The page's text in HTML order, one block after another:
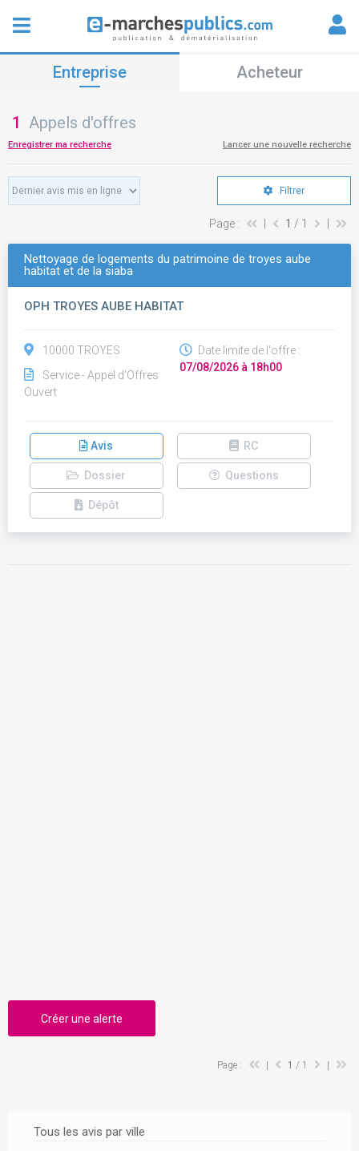
Entreprise Acheteur
1 Appels d'offres
Enregistrer ma recherche Lancer une nouvelle recherche
Tous les avis par ville
Filtrer
Page : 1 / 1
Nettoyage de logements du patrimoine de troyes aube
habitat et de la siaba
OPH TROYES AUBE HABITAT
10000 TROYES
Service - Appel d'Offres
Ouvert
Date limite de l'offre :
07/08/2026 à 18h00
Avis RC
Dossier Questions
Dépôt
Créer une alerte
Page : 1 / 1